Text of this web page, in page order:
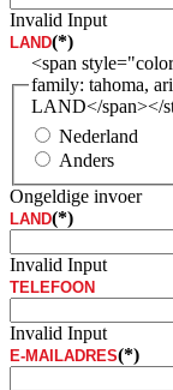
Invalid Input
LAND(*)
<span
family: tahoma,
LAND</span></
Nederland
Anders
Ongeldige invoer
LAND(*)
Invalid Input
TELEFOON
Invalid Input
E-MAILADRES(*)